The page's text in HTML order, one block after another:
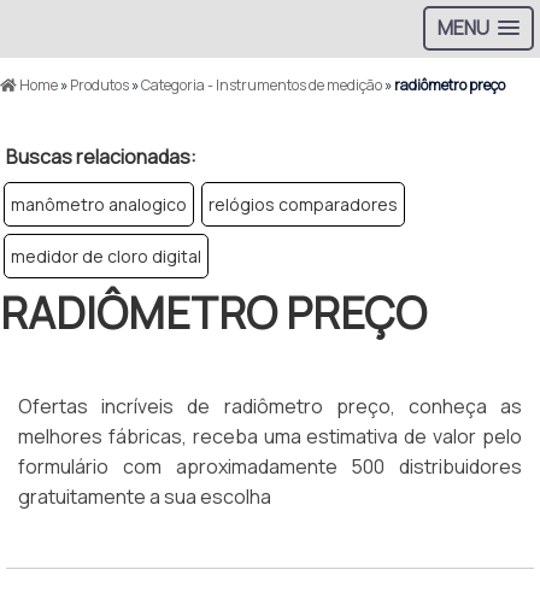
MENU
Home»Produtos»Categoria - Instrumentos de medição»radiômetro preço
Buscas relacionadas:
manômetro analogico relógios comparadores
medidor de cloro digital
RADIÔMETRO PREÇO
Ofertas incríveis de radiômetro preço, conheça as
melhores fábricas, receba uma estimativa de valor pelo
formulário com aproximadamente 500 distribuidores
gratuitamente a sua escolha